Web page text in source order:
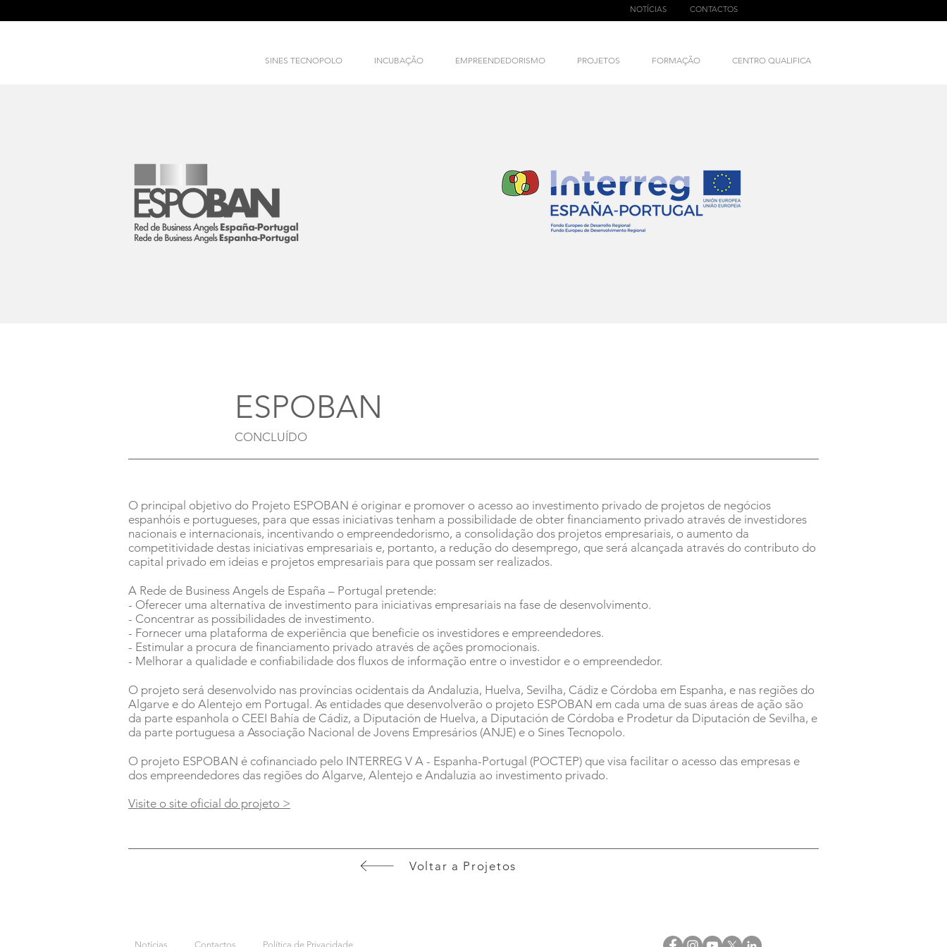
NOTÍCIAS CONTACTOS
SINES TECNOPOLO INCUBAÇÃO EMPREENDEDORISMO PROJETOS FORMAÇÃO CENTRO QUALIFICA
ESPOBAN
CONCLUÍDO
O principal objetivo do Projeto ESPOBAN é originar e promover o acesso ao investimento privado de projetos de negócios
espanhóis e portugueses, para que essas iniciativas tenham a possibilidade de obter financiamento privado através de investidores
nacionais e internacionais, incentivando o empreendedorismo, a consolidação dos projetos empresariais, o aumento da
competitividade destas iniciativas empresariais e, portanto, a redução do desemprego, que será alcançada através do contributo do
capital privado em ideias e projetos empresariais para que possam ser realizados.
A Rede de Business Angels de España – Portugal pretende:
- Oferecer uma alternativa de investimento para iniciativas empresariais na fase de desenvolvimento.
- Concentrar as possibilidades de investimento.
- Fornecer uma plataforma de experiência que beneficie os investidores e empreendedores.
- Estimular a procura de financiamento privado através de ações promocionais.
- Melhorar a qualidade e confiabilidade dos fluxos de informação entre o investidor e o empreendedor.
O projeto será desenvolvido nas províncias ocidentais da Andaluzia, Huelva, Sevilha, Cádiz e Córdoba em Espanha, e nas regiões do
Algarve e do Alentejo em Portugal. As entidades que desenvolverão o projeto ESPOBAN em cada uma de suas áreas de ação são
da parte espanhola o CEEI Bahía de Cádiz, a Diputación de Huelva, a Diputación de Córdoba e Prodetur da Diputación de Sevilha, e
da parte portuguesa a Associação Nacional de Jovens Empresários (ANJE) e o Sines Tecnopolo.
O projeto ESPOBAN é cofinanciado pelo INTERREG V A - Espanha-Portugal (POCTEP) que visa facilitar o acesso das empresas e
dos empreendedores das regiões do Algarve, Alentejo e Andaluzia ao investimento privado.
Visite o site oficial do projeto >
Voltar a Projetos
Notícias Contactos Política de Privacidade